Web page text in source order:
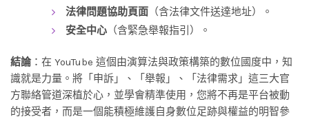
法律問題協助頁面 （含法律文件送達地址）。
安全中心 （含緊急舉報指引）。
結論：在 YouTube 這個由演算法與政策構築的數位國度中，知
識就是力量。將「申訴」、「舉報」、「法律需求」這三大官
方聯絡管道深植於心，並學會精準使用，您將不再是平台被動
的接受者，而是一個能積極維護自身數位足跡與權益的明智參